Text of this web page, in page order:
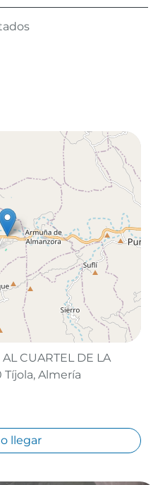
CUARTEL DE LA
Tíjola, Almería
llegar